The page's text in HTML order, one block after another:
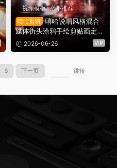
视频模板·必下推荐
嘻哈剪辑 嘻哈说唱风格混合
媒体街头涂鸦手绘剪贴画定格
动画纹理胶片质感音乐MV短
片AE工程项目文件 Clashivfx
5751）
2026-06-26 VIP
6 下一页 跳转